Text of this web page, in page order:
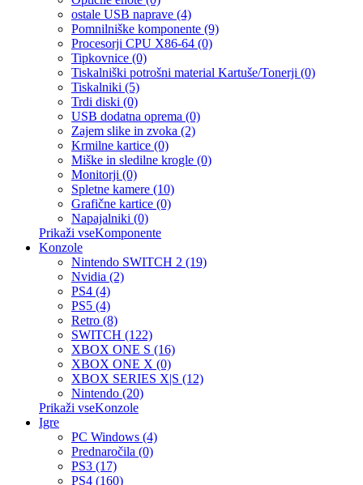
ostale USB naprave (4)
Pomnilniške komponente (9)
Procesorji CPU X86-64 (0)
Tipkovnice (0)
Tiskalniški potrošni material Kartuše/Tonerji (0)
Tiskalniki (5)
Trdi diski (0)
USB dodatna oprema (0)
Zajem slike in zvoka (2)
Krmilne kartice (0)
Miške in sledilne krogle (0)
Monitorji (0)
Spletne kamere (10)
Grafične kartice (0)
Napajalniki (0)
Prikaži vseKomponente
Konzole
Nintendo SWITCH 2 (19)
Nvidia (2)
PS4 (4)
PS5 (4)
Retro (8)
SWITCH (122)
XBOX ONE S (16)
XBOX ONE X (0)
XBOX SERIES X|S (12)
Nintendo (20)
Prikaži vseKonzole
Igre
PC Windows (4)
Prednaročila (0)
PS3 (17)
PS4 (160)